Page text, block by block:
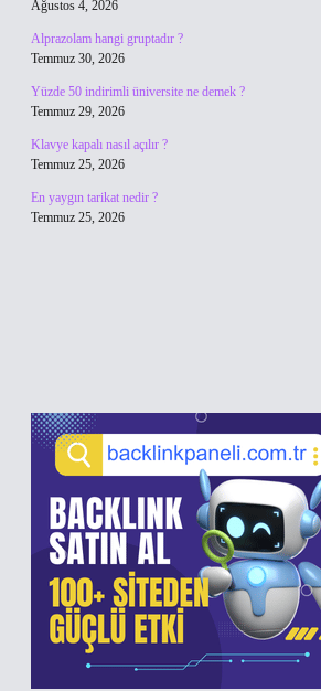
Ağustos 4, 2026
Alprazolam hangi gruptadır ?
Temmuz 30, 2026
Yüzde 50 indirimli üniversite ne demek ?
Temmuz 29, 2026
Klavye kapalı nasıl açılır ?
Temmuz 25, 2026
En yaygın tarikat nedir ?
Temmuz 25, 2026